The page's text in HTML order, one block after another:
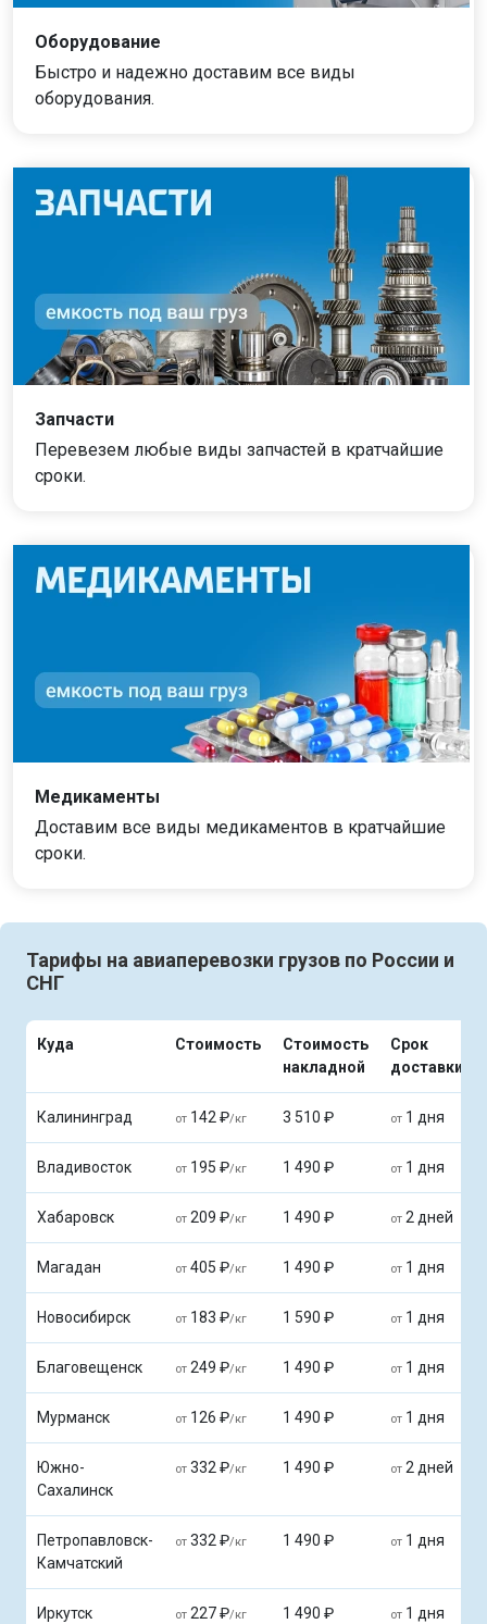
Оборудование
Быстро и надежно доставим все виды
оборудования.
Запчасти
Перевезем любые виды запчастей в кратчайшие
сроки.
Медикаменты
Доставим все виды медикаментов в кратчайшие
сроки.
Тарифы на авиаперевозки грузов по России и
СНГ
Куда Стоимость
Стоимость
накладной
Срок
доставки
Калининград от 142 ₽/кг 3 510 ₽ от 1 дня
Владивосток от 195 ₽/кг 1 490 ₽ от 1 дня
Хабаровск от 209 ₽/кг 1 490 ₽ от 2 дней
Магадан от 405 ₽/кг 1 490 ₽ от 1 дня
Новосибирск от 183 ₽/кг 1 590 ₽ от 1 дня
Благовещенск от 249 ₽/кг 1 490 ₽ от 1 дня
Мурманск от 126 ₽/кг 1 490 ₽ от 1 дня
Южно-
Сахалинск
от 332 ₽/кг 1 490 ₽ от 2 дней
Петропавловск-
Камчатский
от 332 ₽/кг 1 490 ₽ от 1 дня
Иркутск от 227 ₽/кг 1 490 ₽ от 1 дня